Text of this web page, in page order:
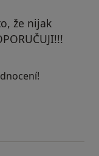
že nijak
byl odstraněn